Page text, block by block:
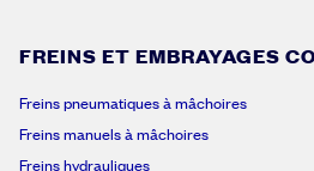
FREINS ET EMBRAYAGES
Freins pneumatiques à mâchoires
Freins manuels à mâchoires
Freins hydrauliques